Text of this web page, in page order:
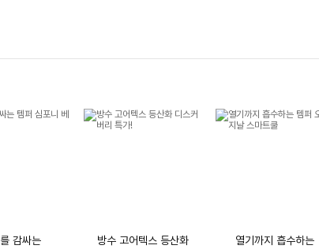
감싸는
방수 고어텍스 등산화
열기까지 흡수하는